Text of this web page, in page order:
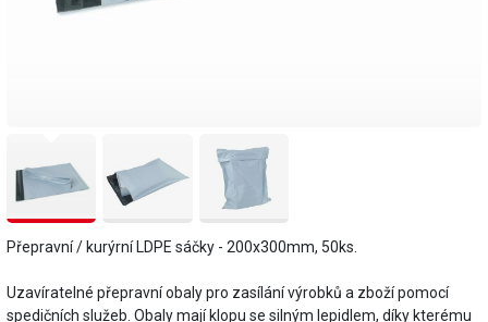
Přepravní / kurýrní LDPE sáčky - 200x300mm, 50ks.
Uzavíratelné přepravní obaly pro zasílání výrobků a zboží pomocí
spedičních služeb. Obaly mají klopu se silným lepidlem, díky kterému